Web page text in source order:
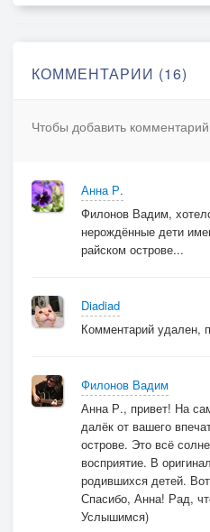
КОММЕНТАРИИ (16)
Чтобы добавить комментарий
Анна Р.
Филонов Вадим,
нерождённые дети
райском острове...
Diadiad
Комментарий удален,
Филонов Вадим
Анна Р., привет! На
далёк от вашего
острове. Это всё
восприятие. В
родившихся детей.
Спасибо, Анна! Рад,
Услышимся)